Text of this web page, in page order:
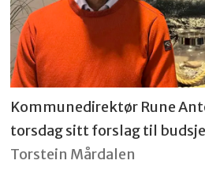
Kommunedirektør Rune
torsdag sitt forslag til
Torstein Mårdalen